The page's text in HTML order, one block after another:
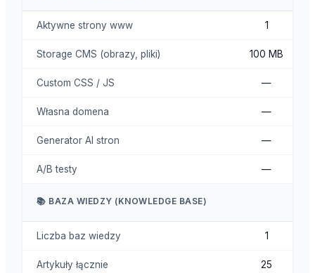
Aktywne strony www 1
Storage CMS (obrazy, pliki) 100 MB
Custom CSS / JS —
Własna domena —
Generator AI stron —
A/B testy —
📚 BAZA WIEDZY (KNOWLEDGE BASE)
Liczba baz wiedzy 1
Artykuły łącznie 25